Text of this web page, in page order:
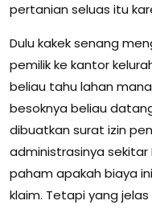
pertanian seluas itu
Dulu kakek senang
pemilik ke kantor
beliau tahu lahan
besoknya beliau
dibuatkan surat izin
administrasinya sekitar
paham apakah biaya
klaim. Tetapi yang